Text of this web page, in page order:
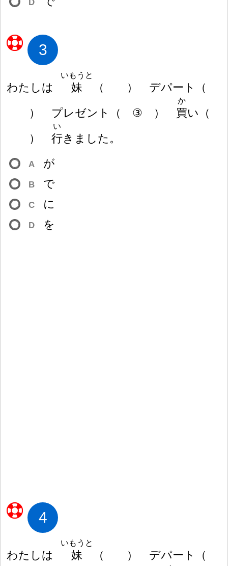
D
3
わたしは 妹
いもうと
（ ） デパート
（
）
プレゼント （ ③ ） 買
か
い （
）
行
い
きました。
A が
B で
C に
D を
4
わたしは 妹
いもうと
（ ） デパート
（